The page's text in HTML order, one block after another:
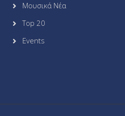
Μουσικά Νέα
Top 20
Events